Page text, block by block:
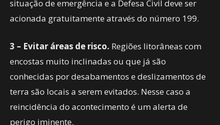
situação de emergência e a Defesa Civil deve ser
acionada gratuitamente através do número 199.
3 – Evitar áreas de risco. Regiões litorâneas com
encostas muito inclinadas ou que já são
conhecidas por desabamentos e deslizamentos de
terra são locais a serem evitados. Nesse caso a
reincidência do acontecimento é um alerta de
perigo iminente.